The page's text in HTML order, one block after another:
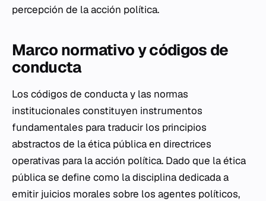
percepción de la acción política.
Marco normativo y códigos de
conducta
Los códigos de conducta y las normas
institucionales constituyen instrumentos
fundamentales para traducir los principios
abstractos de la ética pública en directrices
operativas para la acción política. Dado que la ética
pública se define como la disciplina dedicada a
emitir juicios morales sobre los agentes políticos,